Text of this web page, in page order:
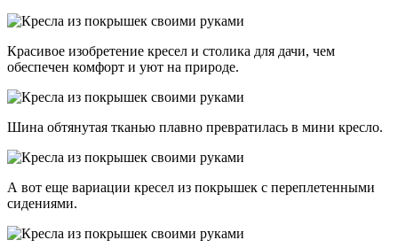
Красивое изобретение кресел и столика для дачи, чем
обеспечен комфорт и уют на природе.
Шина обтянутая тканью плавно превратилась в мини кресло.
А вот еще вариации кресел из покрышек с переплетенными
сидениями.